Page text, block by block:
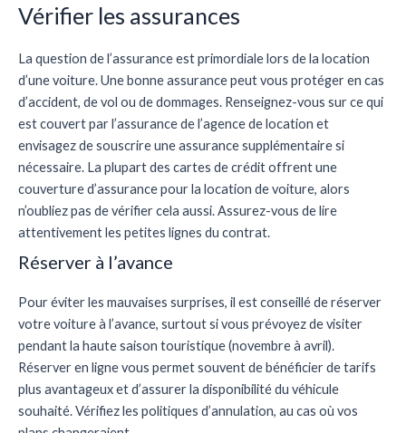
Vérifier les assurances
La question de l’assurance est primordiale lors de la location
d’une voiture. Une bonne assurance peut vous protéger en cas
d’accident, de vol ou de dommages. Renseignez-vous sur ce qui
est couvert par l’assurance de l’agence de location et
envisagez de souscrire une assurance supplémentaire si
nécessaire. La plupart des cartes de crédit offrent une
couverture d’assurance pour la location de voiture, alors
n’oubliez pas de vérifier cela aussi. Assurez-vous de lire
attentivement les petites lignes du contrat.
Réserver à l’avance
Pour éviter les mauvaises surprises, il est conseillé de réserver
votre voiture à l’avance, surtout si vous prévoyez de visiter
pendant la haute saison touristique (novembre à avril).
Réserver en ligne vous permet souvent de bénéficier de tarifs
plus avantageux et d’assurer la disponibilité du véhicule
souhaité. Vérifiez les politiques d’annulation, au cas où vos